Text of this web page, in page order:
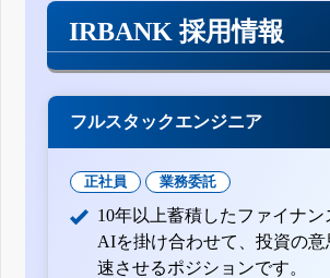
IRBANK 採用情報
フルスタックエンジニア
正社員 業務委託
10年以上蓄積したファイナン
AIを掛け合わせて、投資の意
速させるポジションです。